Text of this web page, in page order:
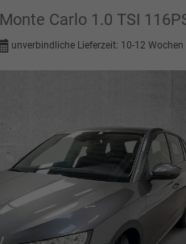
Monte Carlo 1.0 TSI
unverbindliche Lieferzeit: 10-12 Wochen